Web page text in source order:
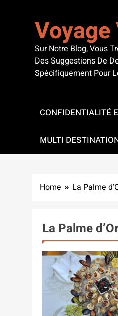
Voyage
Sur Notre Blog, Vous
Des Suggestions De
Spécifiquement Pour
CONFIDENTIALITÉ
MULTI
Home La Palme
La Palme